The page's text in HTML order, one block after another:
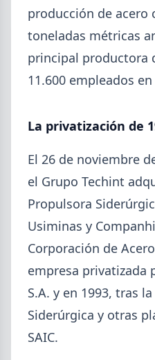
GENERAL
Perfiles.com.ar
sucursal en zona
La distribuidora
1974 en San Fernando,
Andrés Rolón, su primer
producción de acero
toneladas métricas
principal productora
11.600 empleados
La privatización de
El 26 de noviembre
el Grupo Techint
Propulsora
Usiminas y
Corporación de
empresa privatizada
S.A. y en 1993, tras
Siderúrgica y otras
SAIC.